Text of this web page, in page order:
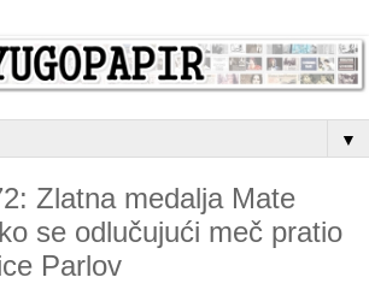
▼
Zlatna medalja Mate
se odlučujući meč pratio
Parlov